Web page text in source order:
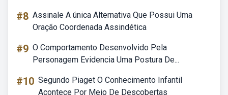
#8 Assinale A única Alternativa Que Possui Uma
Oração Coordenada Assindética
#9 O Comportamento Desenvolvido Pela
Personagem Evidencia Uma Postura De...
#10 Segundo Piaget O Conhecimento Infantil
Acontece Por Meio De Descobertas